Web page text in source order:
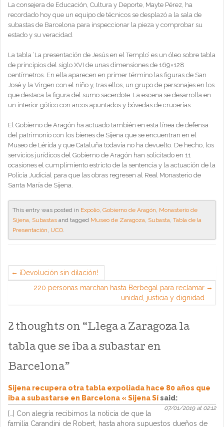
La consejera de Educación, Cultura y Deporte, Mayte Pérez, ha
recordado hoy que un equipo de técnicos se desplazó a la sala de
subastas de Barcelona para inspeccionar la pieza y comprobar su
estado y su veracidad.
La tabla ‘La presentación de Jesús en el Templo’ es un óleo sobre tabla
de principios del siglo XVI de unas dimensiones de 169×128
centímetros. En ella aparecen en primer término las figuras de San
José y la Virgen con el niño y, tras ellos, un grupo de personajes en los
que destaca la figura del sumo sacerdote. La escena se desarrolla en
un interior gótico con arcos apuntados y bóvedas de crucerías.
El Gobierno de Aragón ha actuado también en esta línea de defensa
del patrimonio con los bienes de Sijena que se encuentran en el
Museo de Lérida y que Cataluña todavía no ha devuelto. De hecho, los
servicios jurídicos del Gobierno de Aragón han solicitado en 11
ocasiones el cumplimiento estricto de la sentencia y la actuación de la
Policía Judicial para que las obras regresen al Real Monasterio de
Santa María de Sijena.
This entry was posted in Expolio, Gobierno de Aragón, Monasterio de
Sijena, Subastas and tagged Museo de Zaragoza, Subasta, Tabla de la
Presentación, UCO.
¡Devolución sin dilación!
220 personas marchan hasta Berbegal para reclamar
unidad, justicia y dignidad
2 thoughts on “Llega a Zaragoza la
tabla que se iba a subastar en
Barcelona”
Sijena recupera otra tabla expoliada hace 80 años que
iba a subastarse en Barcelona « Sijena Sísaid:
07/01/2019 at 02:12
[…] Con alegría recibimos la noticia de que la
familia Carandini de Robert, hasta ahora supuestos dueños de